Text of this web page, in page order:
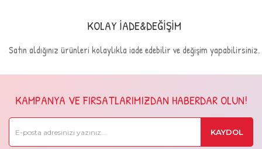
KOLAY İADE&DEĞİŞİM
Satın aldığınız ürünleri kolaylıkla iade edebilir ve değişim yapabilirsiniz.
KAMPANYA VE FIRSATLARIMIZDAN HABERDAR OLUN!
KAYDOL